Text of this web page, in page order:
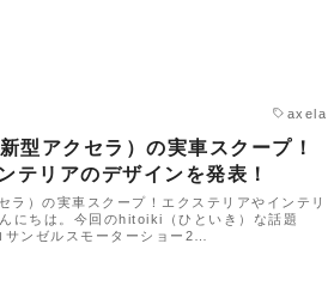
axela
型アクセラ）の実車スクープ！
テリアのデザインを発表！
ラ）の実車スクープ！エクステリアやインテリ
にちは。今回のhitoiki（ひといき）な話題
ンゼルスモーターショー2…